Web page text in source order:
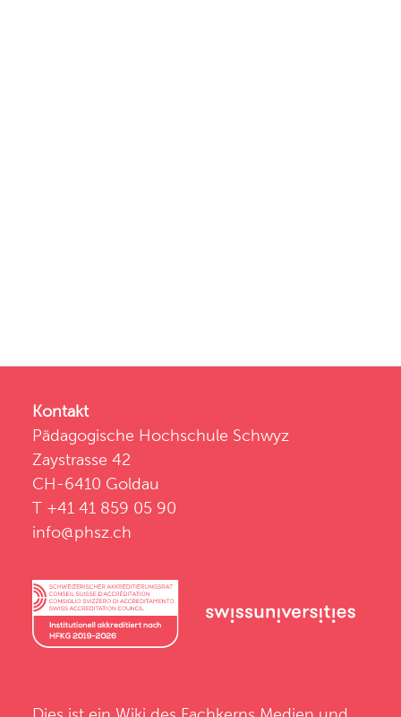
Kontakt
Pädagogische Hochschule Schwyz
Zaystrasse 42
CH-6410 Goldau
T +41 41 859 05 90
info@phsz.ch